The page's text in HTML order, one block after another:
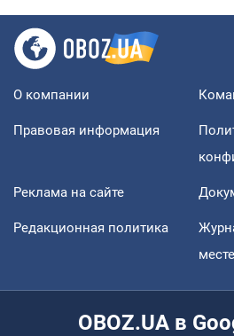
О компании
Правовая информация
Реклама на сайте
Редакционная политика
OBOZ.UA в